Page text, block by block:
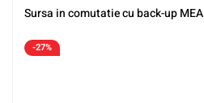
Sursa in comutatie cu back-up
-27%